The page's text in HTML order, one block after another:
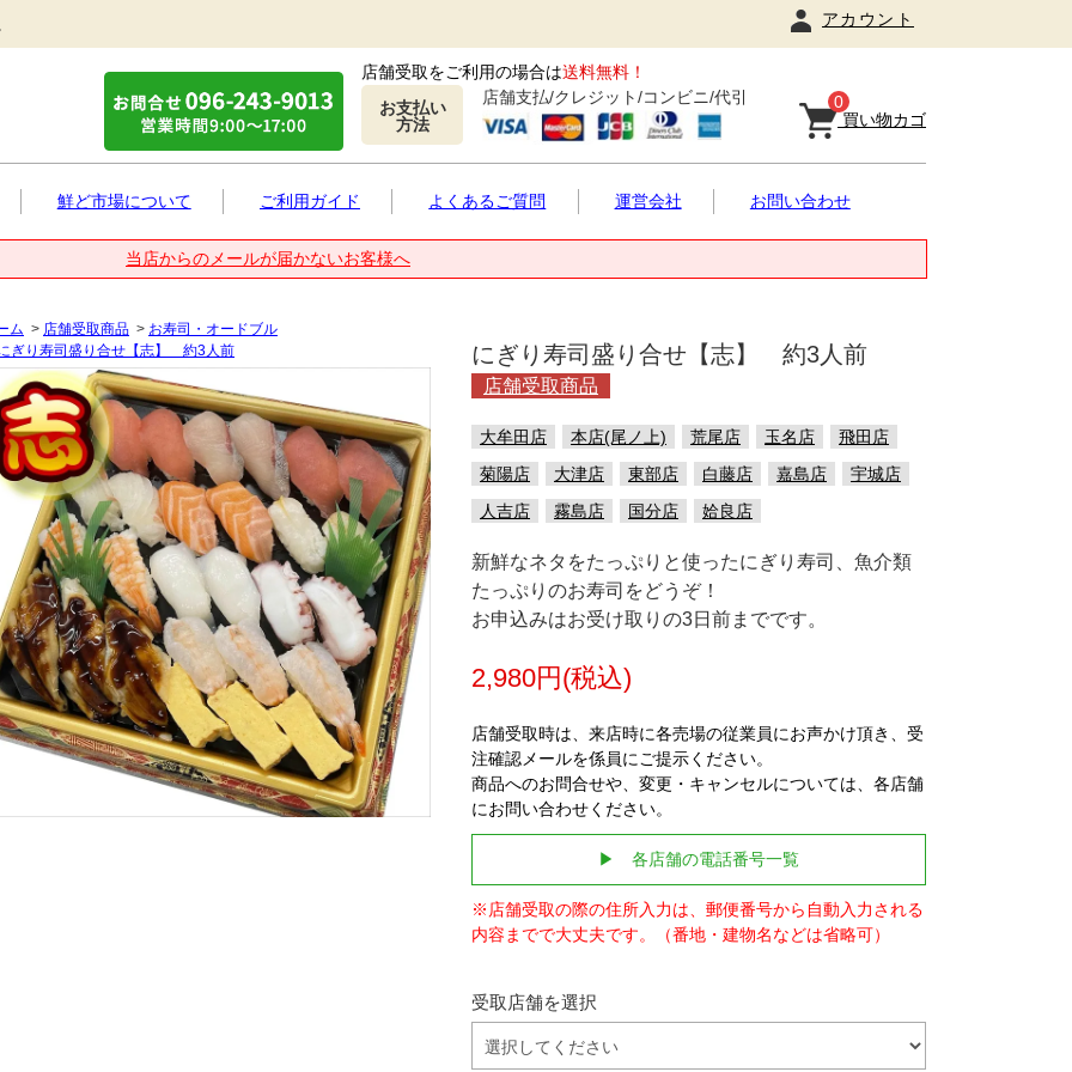
アカウント
店舗受取をご利用の場合は送料無料！
お支払い
方法
店舗支払/クレジット/コンビニ/代引
買い物カゴ
0
鮮ど市場について ご利用ガイド よくあるご質問 運営会社 お問い合わせ
当店からのメールが届かないお客様へ
ム > 店舗受取商品 > お寿司・オードブル
ぎり寿司盛り合せ【志】 約3人前
にぎり寿司盛り合せ【志】 約3人前
店舗受取商品
大牟田店 本店(尾ノ上) 荒尾店 玉名店
飛田店
菊陽店
大津店 東部店 白藤店 嘉島店
宇城店
人吉店
霧島店 国分店 姶良店
新鮮なネタをたっぷりと使ったにぎり寿司、魚介類
たっぷりのお寿司をどうぞ！
お申込みはお受け取りの3日前までです。
2,980円(税込)
店舗受取時は、来店時に各売場の従業員にお声かけ頂き、受
注確認メールを係員にご提示ください。
商品へのお問合せや、変更・キャンセルについては、各店舗
にお問い合わせください。
▶ 各店舗の電話番号一覧
※店舗受取の際の住所入力は、郵便番号から自動入力される
内容までで大丈夫です。（番地・建物名などは省略可）
受取店舗を選択